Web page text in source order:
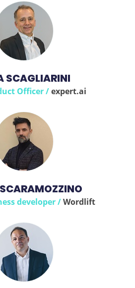
SCAGLIARINI
Officer /expert.ai
developer /Wordlift